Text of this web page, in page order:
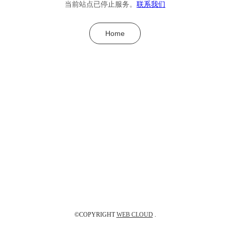
当前站点已停止服务。 联系我们
Home
©COPYRIGHTWEB CLOUD.